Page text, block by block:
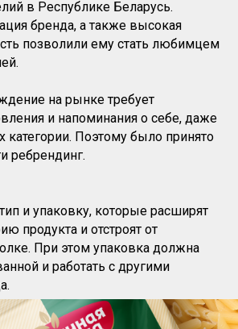
в Республике Беларусь.
бренда, а также высокая
позволили ему стать любимцем
на рынке требует
и напоминания о себе, даже
категории. Поэтому было принято
ребрендинг.
и упаковку, которые расширят
продукта и отстроят от
При этом упаковка должна
и работать с другими